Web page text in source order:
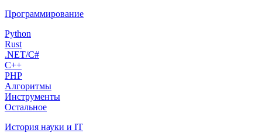
Программирование
Python
Rust
.NET/C#
C++
PHP
Алгоритмы
Инструменты
Остальное
История науки и IT